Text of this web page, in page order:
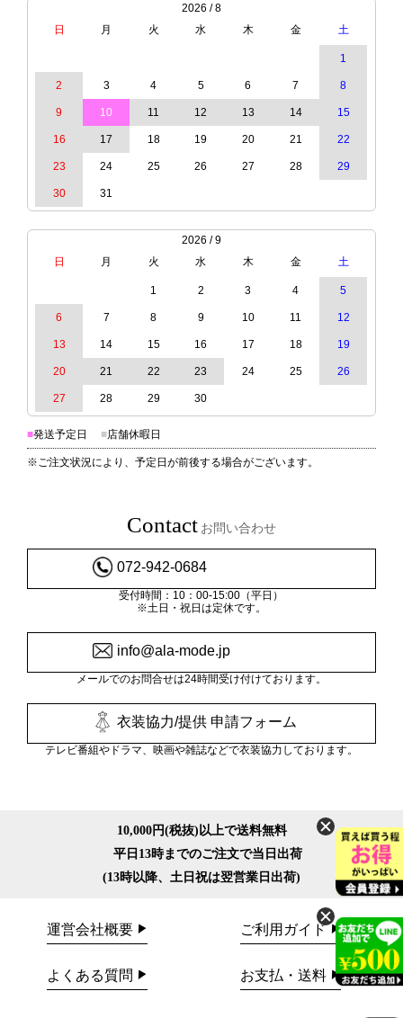
2026 / 8
日
月 火 水 木 金 土
1
2 3 4 5 6 7 8
9 10 11 12 13 14 15
16 17 18 19 20 21 22
23 24 25 26 27 28 29
30 31
2026 / 9
日
月 火 水 木 金 土
1 2 3 4 5
6 7 8 9 10 11 12
13 14 15 16 17 18 19
20 21 22 23 24 25 26
27 28 29 30
■発送予定日 ■店舗休暇日
※ご注文状況により、予定日が前後する場合がございます。
Contact お問い合わせ
072-942-0684
受付時間：10：00-15:00（平日）
※土日・祝日は定休です。
info@ala-mode.jp
メールでのお問合せは24時間受け付けております。
衣装協力/提供 申請フォーム
テレビ番組やドラマ、映画や雑誌などで衣装協力しております。
10,000円(税抜)以上で送料無料
平日13時までのご注文で当日出荷
(13時以降、土日祝は翌営業日出荷)
運営会社概要 ご利用ガイド
よくある質問 お支払・送料